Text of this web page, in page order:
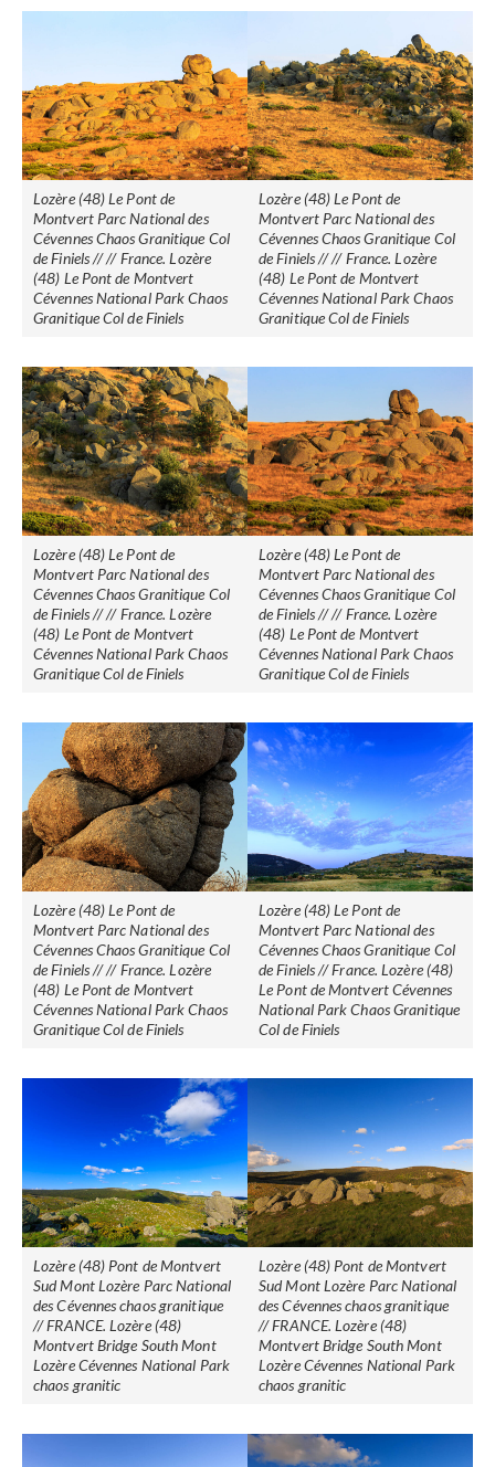
Lozère (48) Le Pont de
Montvert Parc National des
Cévennes Chaos Granitique Col
de Finiels // // France. Lozère
(48) Le Pont de Montvert
Cévennes National Park Chaos
Granitique Col de Finiels
Lozère (48) Le Pont de
Montvert Parc National des
Cévennes Chaos Granitique Col
de Finiels // // France. Lozère
(48) Le Pont de Montvert
Cévennes National Park Chaos
Granitique Col de Finiels
Lozère (48) Le Pont de
Montvert Parc National des
Cévennes Chaos Granitique Col
de Finiels // // France. Lozère
(48) Le Pont de Montvert
Cévennes National Park Chaos
Granitique Col de Finiels
Lozère (48) Le Pont de
Montvert Parc National des
Cévennes Chaos Granitique Col
de Finiels // // France. Lozère
(48) Le Pont de Montvert
Cévennes National Park Chaos
Granitique Col de Finiels
Lozère (48) Le Pont de
Montvert Parc National des
Cévennes Chaos Granitique Col
de Finiels // // France. Lozère
(48) Le Pont de Montvert
Cévennes National Park Chaos
Granitique Col de Finiels
Lozère (48) Le Pont de
Montvert Parc National des
Cévennes Chaos Granitique Col
de Finiels // France. Lozère (48)
Le Pont de Montvert Cévennes
National Park Chaos Granitique
Col de Finiels
Lozère (48) Pont de Montvert
Sud Mont Lozère Parc National
des Cévennes chaos granitique
// FRANCE. Lozère (48)
Montvert Bridge South Mont
Lozère Cévennes National Park
chaos granitic
Lozère (48) Pont de Montvert
Sud Mont Lozère Parc National
des Cévennes chaos granitique
// FRANCE. Lozère (48)
Montvert Bridge South Mont
Lozère Cévennes National Park
chaos granitic